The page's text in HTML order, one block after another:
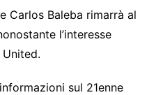
Carlos Baleba rimarrà al
l’interesse
sul 21enne